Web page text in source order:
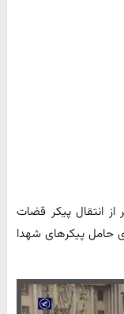
از انتقال پیکر قضات
حامل پیکرهای شهدا